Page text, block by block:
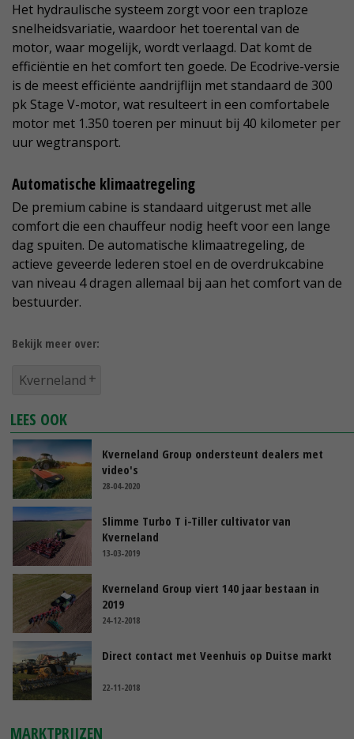
Het hydraulische systeem zorgt voor een traploze
snelheidsvariatie, waardoor het toerental van de
motor, waar mogelijk, wordt verlaagd. Dat komt de
efficiëntie en het comfort ten goede. De Ecodrive-versie
is de meest efficiënte aandrijflijn met standaard de 300
pk Stage V-motor, wat resulteert in een comfortabele
motor met 1.350 toeren per minuut bij 40 kilometer per
uur wegtransport.
Automatische klimaatregeling
De premium cabine is standaard uitgerust met alle
comfort die een chauffeur nodig heeft voor een lange
dag spuiten. De automatische klimaatregeling, de
actieve geveerde lederen stoel en de overdrukcabine
van niveau 4 dragen allemaal bij aan het comfort van de
bestuurder.
Bekijk meer over:
Kverneland
LEES OOK
Kverneland Group ondersteunt dealers met
video's
28-04-2020
Slimme Turbo T i-Tiller cultivator van
Kverneland
13-03-2019
Kverneland Group viert 140 jaar bestaan in
2019
24-12-2018
Direct contact met Veenhuis op Duitse markt
22-11-2018
MARKTPRIJZEN